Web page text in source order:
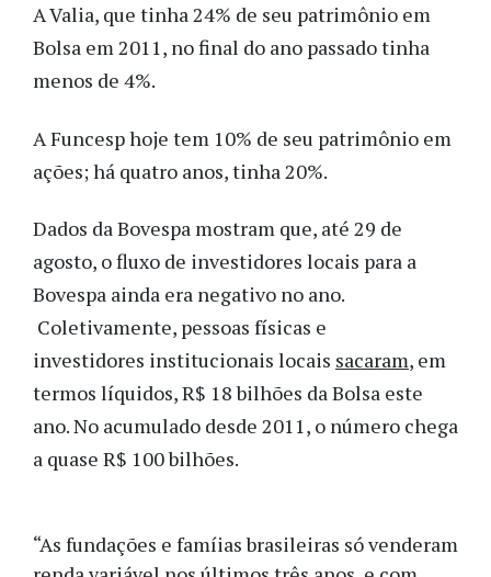
A Valia, que tinha 24% de seu patrimônio em
Bolsa em 2011, no final do ano passado tinha
menos de 4%.
A Funcesp hoje tem 10% de seu patrimônio em
ações; há quatro anos, tinha 20%.
Dados da Bovespa mostram que, até 29 de
agosto, o fluxo de investidores locais para a
Bovespa ainda era negativo no ano.
Coletivamente, pessoas físicas e
investidores institucionais locais sacaram, em
termos líquidos, R$ 18 bilhões da Bolsa este
ano. No acumulado desde 2011, o número chega
a quase R$ 100 bilhões.
“As fundações e famíias brasileiras só venderam